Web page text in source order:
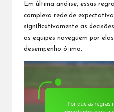
Em última análise, essas
complexa rede de
significativamente as
as equipes naveguem por
desempenho ótimo.